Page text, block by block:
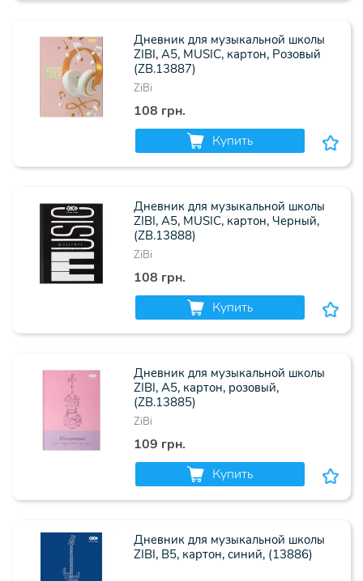
Дневник для музыкальной школы
ZIBI, А5, MUSIC, картон, Розовый
(ZB.13887)
ZiBi
108 грн.
Купить
Дневник для музыкальной школы
ZIBI, А5, MUSIC, картон, Черный,
(ZB.13888)
ZiBi
108 грн.
Купить
Дневник для музыкальной школы
ZIBI, А5, картон, розовый,
(ZB.13885)
ZiBi
109 грн.
Купить
Дневник для музыкальной школы
ZIBI, В5, картон, синий, (13886)